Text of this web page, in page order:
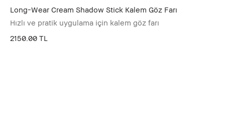
Long-Wear Cream Shadow Stick Kalem Göz Farı
Hızlı ve pratik uygulama için kalem göz farı
2150.00 TL